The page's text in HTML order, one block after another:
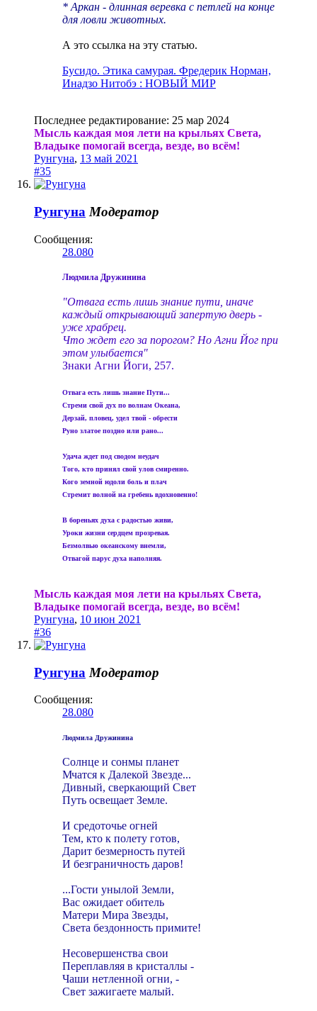
* Аркан - длинная веревка с петлей на конце
для ловли животных.
А это ссылка на эту статью.
Бусидо. Этика самурая. Фредерик Норман,
Инадзо Нитобэ : НОВЫЙ МИР
Последнее редактирование: 25 мар 2024
Мысль каждая моя лети на крыльях Света,
Владыке помогай всегда, везде, во всём!
Рунгуна, 13 май 2021
#35
Рунгуна Модератор
Сообщения:
28.080
Людмила Дружинина
"Отвага есть лишь знание пути, иначе
каждый открывающий запертую дверь -
уже храбрец.
Что ждет его за порогом? Но Агни Йог при
этом улыбается"
Знаки Агни Йоги, 257.
Отвага есть лишь знание Пути...
Стреми свой дух по волнам Океана,
Дерзай, пловец, удел твой - обрести
Руно златое поздно или рано...
Удача ждет под сводом неудач
Того, кто принял свой улов смиренно.
Кого земной юдоли боль и плач
Стремит волной на гребень вдохновенно!
В бореньях духа с радостью живи,
Уроки жизни сердцем прозревая.
Безмолвью океанскому внемли,
Отвагой парус духа наполняя.
Мысль каждая моя лети на крыльях Света,
Владыке помогай всегда, везде, во всём!
Рунгуна, 10 июн 2021
#36
Рунгуна Модератор
Сообщения:
28.080
Людмила Дружинина
Солнце и сонмы планет
Мчатся к Далекой Звезде...
Дивный, сверкающий Свет
Путь освещает Земле.
И средоточье огней
Тем, кто к полету готов,
Дарит безмерность путей
И безграничность даров!
...Гости унылой Земли,
Вас ожидает обитель
Матери Мира Звезды,
Света бездонность примите!
Несовершенства свои
Переплавляя в кристаллы -
Чаши нетленной огни, -
Свет зажигаете малый.